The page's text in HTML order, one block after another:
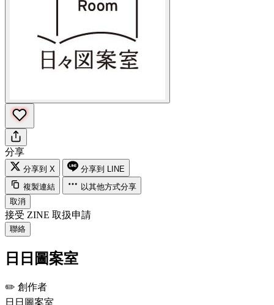
分享
分享到 X
分享到 LINE
複製連結
以其他方式分享
取消
接受 ZINE 取扱申請
聯絡
日日圖案室
✏️ 創作者
日日圖案室